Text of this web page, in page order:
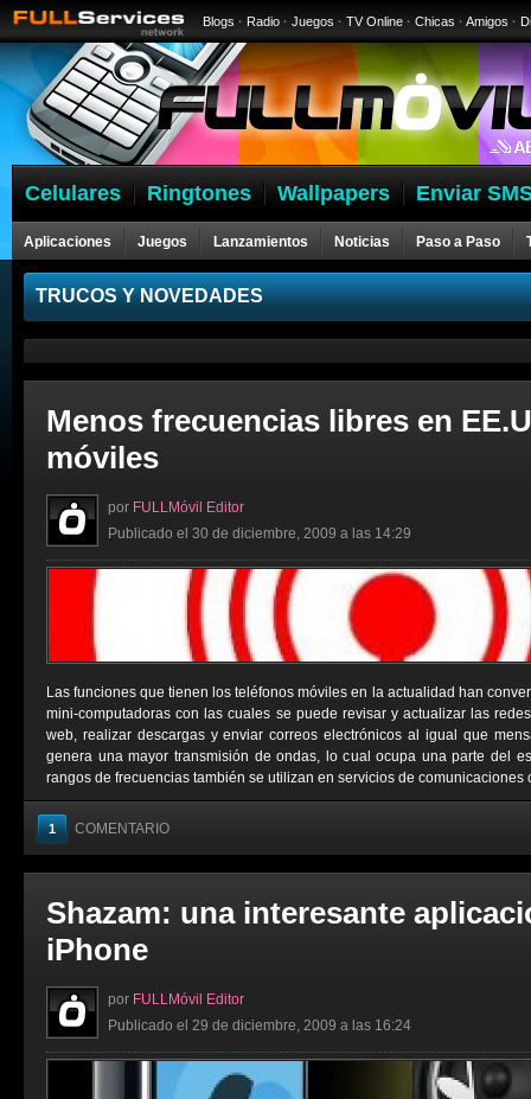
Blogs · Radio · Juegos · TV Online · Chicas · Amigos ·
Celulares Ringtones Wallpapers Enviar
Aplicaciones Juegos Lanzamientos Noticias Paso a Paso
Celulares
TRUCOS Y NOVEDADES
Menos frecuencias libres en
móviles
por FULLMóvil Editor
Publicado el 30 de diciembre, 2009 a las 14:29
Las funciones que tienen los teléfonos móviles en la actualidad han
mini-computadoras con las cuales se puede revisar y actualizar las
web, realizar descargas y enviar correos electrónicos al igual que
genera una mayor transmisión de ondas, lo cual ocupa una parte del
rangos de frecuencias también se utilizan en servicios de comunicaciones
1 COMENTARIO
Shazam: una interesante
iPhone
por FULLMóvil Editor
Publicado el 29 de diciembre, 2009 a las 16:24